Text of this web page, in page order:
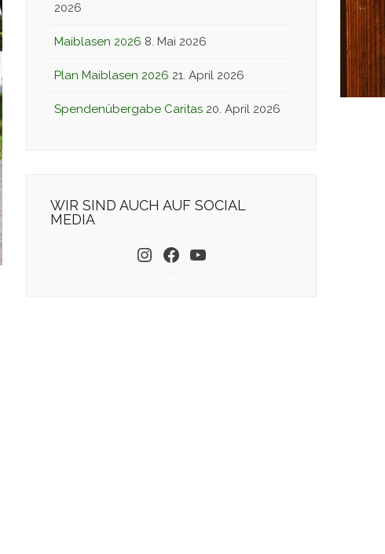
2026
Maiblasen 2026 8. Mai 2026
Plan Maiblasen 2026 21. April 2026
Spendenübergabe Caritas 20. April 2026
WIR SIND AUCH AUF SOCIAL
MEDIA
Instagram Facebook YouTube